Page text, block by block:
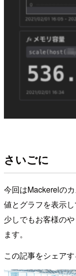
さいごに
今回はMackerelの
値とグラフを表示し
少しでもお客様の
ます。
この記事をシェアす